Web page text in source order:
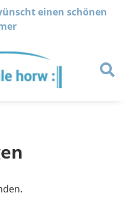
einen schönen